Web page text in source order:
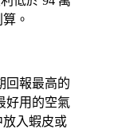
。
回報最高的
好用的空氣
入蝦皮或